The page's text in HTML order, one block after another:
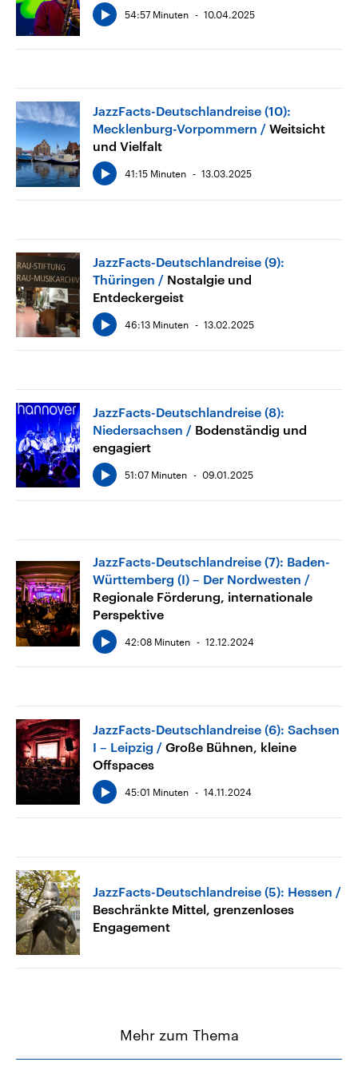
54:57 Minuten 10.04.2025
JazzFacts-Deutschlandreise (10):
Mecklenburg-Vorpommern
Weitsicht
und Vielfalt
41:15 Minuten 13.03.2025
JazzFacts-Deutschlandreise (9):
Thüringen
Nostalgie und
Entdeckergeist
46:13 Minuten 13.02.2025
JazzFacts-Deutschlandreise (8):
Niedersachsen
Bodenständig und
engagiert
51:07 Minuten 09.01.2025
JazzFacts-Deutschlandreise (7): Baden-
Württemberg (I) – Der Nordwesten
Regionale Förderung, internationale
Perspektive
42:08 Minuten 12.12.2024
JazzFacts-Deutschlandreise (6): Sachsen
I – Leipzig
Große Bühnen, kleine
Offspaces
45:01 Minuten 14.11.2024
JazzFacts-Deutschlandreise (5): Hessen
Beschränkte Mittel, grenzenloses
Engagement
Mehr zum Thema